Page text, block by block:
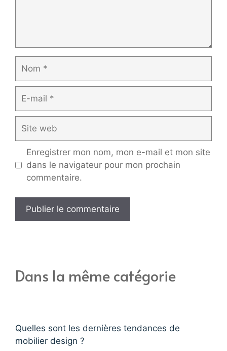
mail
web
Enregistrer mon nom, mon e-mail et mon site
dans le navigateur pour mon prochain
commentaire.
Dans la même catégorie
Quelles sont les dernières tendances de
mobilier design ?